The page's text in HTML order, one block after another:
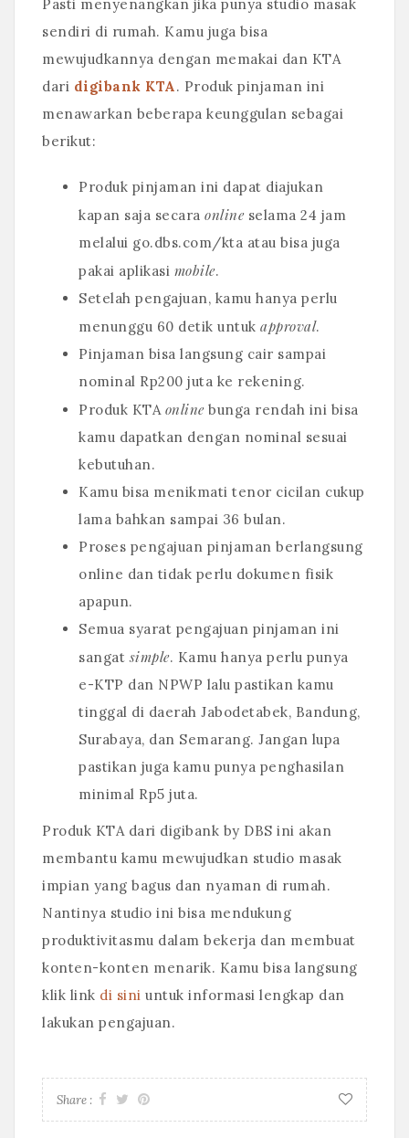
Pasti menyenangkan jika punya studio masak
sendiri di rumah. Kamu juga bisa
mewujudkannya dengan memakai dan KTA
dari digibank KTA. Produk pinjaman ini
menawarkan beberapa keunggulan sebagai
berikut:
Produk pinjaman ini dapat diajukan
kapan saja secara online selama 24 jam
melalui go.dbs.com/kta atau bisa juga
pakai aplikasi mobile.
Setelah pengajuan, kamu hanya perlu
menunggu 60 detik untuk approval.
Pinjaman bisa langsung cair sampai
nominal Rp200 juta ke rekening.
Produk KTA online bunga rendah ini bisa
kamu dapatkan dengan nominal sesuai
kebutuhan.
Kamu bisa menikmati tenor cicilan cukup
lama bahkan sampai 36 bulan.
Proses pengajuan pinjaman berlangsung
online dan tidak perlu dokumen fisik
apapun.
Semua syarat pengajuan pinjaman ini
sangatsimple. Kamu hanya perlu punya
e-KTP dan NPWP lalu pastikan kamu
tinggal di daerah Jabodetabek, Bandung,
Surabaya, dan Semarang. Jangan lupa
pastikan juga kamu punya penghasilan
minimal Rp5 juta.
Produk KTA dari digibank by DBS ini akan
membantu kamu mewujudkan studio masak
impian yang bagus dan nyaman di rumah.
Nantinya studio ini bisa mendukung
produktivitasmu dalam bekerja dan membuat
konten-konten menarik. Kamu bisa langsung
klik link di sini untuk informasi lengkap dan
lakukan pengajuan.
Share :